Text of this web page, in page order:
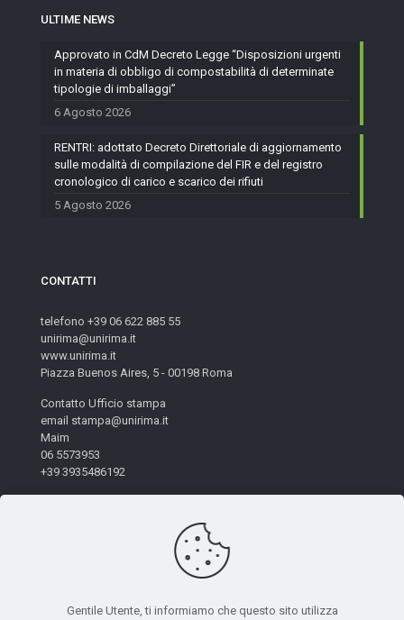
ULTIME NEWS
Approvato in CdM Decreto Legge “Disposizioni urgenti
in materia di obbligo di compostabilità di determinate
tipologie di imballaggi”
6 Agosto 2026
RENTRI: adottato Decreto Direttoriale di aggiornamento
sulle modalità di compilazione del FIR e del registro
cronologico di carico e scarico dei rifiuti
5 Agosto 2026
CONTATTI
telefono +39 06 622 885 55
unirima@unirima.it
www.unirima.it
Piazza Buenos Aires, 5 - 00198 Roma
Contatto Ufficio stampa
email stampa@unirima.it
Maim
06 5573953
+39 3935486192
Gentile Utente, ti informiamo che questo sito utilizza